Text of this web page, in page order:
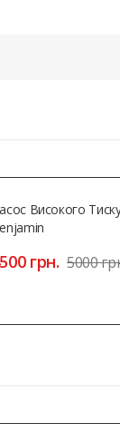
Високого
грн. 5000